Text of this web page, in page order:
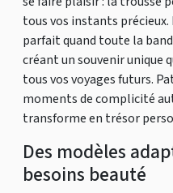
tous vos instants
parfait quand toute la
créant un souvenir unique
tous vos voyages futurs.
moments de complicité
transforme en trésor
Des modèles
besoins beauté